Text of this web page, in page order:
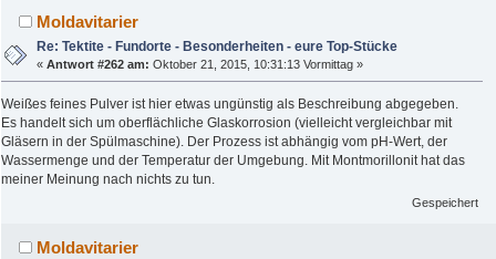
Moldavitarier
Re: Tektite - Fundorte - Besonderheiten - eure Top-Stücke
«Antwort #262 am: Oktober 21, 2015, 10:31:13 Vormittag »
Weißes feines Pulver ist hier etwas ungünstig als Beschreibung abgegeben.
Es handelt sich um oberflächliche Glaskorrosion (vielleicht vergleichbar mit
Gläsern in der Spülmaschine). Der Prozess ist abhängig vom pH-Wert, der
Wassermenge und der Temperatur der Umgebung. Mit Montmorillonit hat das
meiner Meinung nach nichts zu tun.
Gespeichert
Moldavitarier